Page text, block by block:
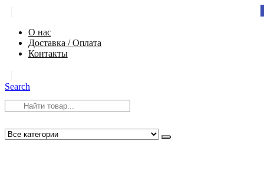
О нас
Доставка / Оплата
Контакты
Search